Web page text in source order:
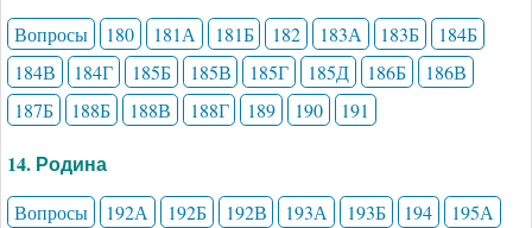
Вопросы 180 181А 181Б 182 183А 183Б
184Б
184В
184Г 185Б 185В 185Г 185Д 186Б
186В
187Б
188Б 188В 188Г 189 190 191
14. Родина
Вопросы 192А 192Б 192В 193А 193Б 194
195А